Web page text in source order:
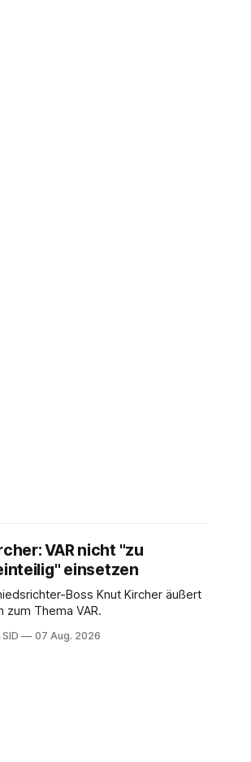
VAR nicht "zu
einsetzen
Boss Knut Kircher äußert
zum Thema VAR.
07 Aug. 2026